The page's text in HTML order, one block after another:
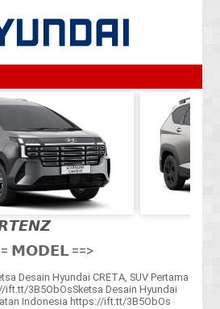
𝗠𝗢𝗗𝗘𝗟 ==>
Desain Hyundai CRETA, SUV Pertama
3B5ObOsSketsa Desain Hyundai
Indonesia https://ift.tt/3B5ObOs